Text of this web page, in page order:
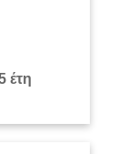
έτη